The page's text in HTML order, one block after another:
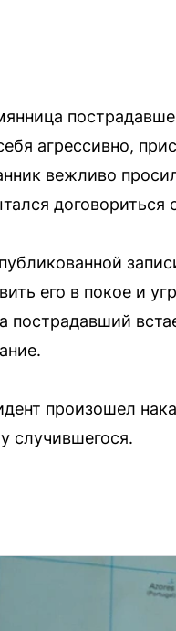
агрессивно,
вежливо
договориться
его в покое и
пострадавший
произошел
случившегося.